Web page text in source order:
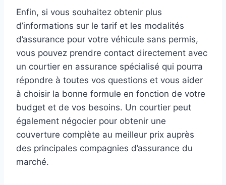
Enfin, si vous souhaitez obtenir plus
d’informations sur le tarif et les modalités
d’assurance pour votre véhicule sans permis,
vous pouvez prendre contact directement avec
un courtier en assurance spécialisé qui pourra
répondre à toutes vos questions et vous aider
à choisir la bonne formule en fonction de votre
budget et de vos besoins. Un courtier peut
également négocier pour obtenir une
couverture complète au meilleur prix auprès
des principales compagnies d’assurance du
marché.